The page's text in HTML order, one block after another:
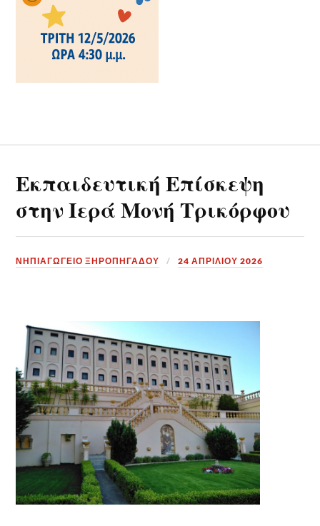
Εκπαιδευτική Επίσκεψη
στην Ιερά Μονή Τρικόρφου
ΝΗΠΙΑΓΩΓΕΙΟ ΞΗΡΟΠΗΓΑΔΟΥ 24 ΑΠΡΙΛΊΟΥ 2026